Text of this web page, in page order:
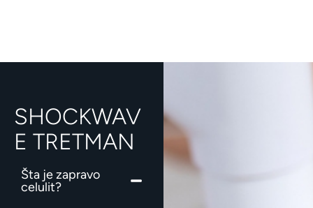
SHOCKWAV
E TRETMAN
Šta je zapravo
celulit?